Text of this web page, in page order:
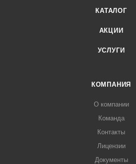
КАТАЛОГ
АКЦИИ
УСЛУГИ
КОМПАНИЯ
О компании
Команда
Контакты
Лицензии
Документы